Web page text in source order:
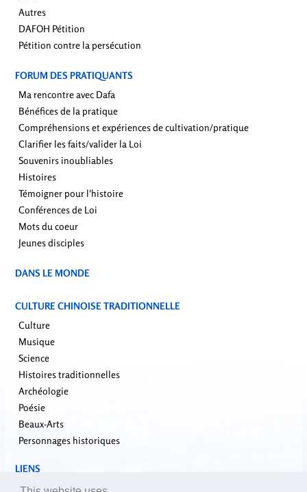
Autres
DAFOH Pétition
Pétition contre la persécution
FORUM DES PRATIQUANTS
Ma rencontre avec Dafa
Bénéfices de la pratique
Compréhensions et expériences de cultivation/pratique
Clarifier les faits/valider la Loi
Souvenirs inoubliables
Histoires
Témoigner pour l'histoire
Conférences de Loi
Mots du coeur
Jeunes disciples
DANS LE MONDE
CULTURE CHINOISE TRADITIONNELLE
Culture
Musique
Science
Histoires traditionnelles
Archéologie
Poésie
Beaux-Arts
Personnages historiques
LIENS
falundafa.org